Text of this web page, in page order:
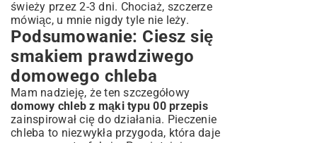
świeży przez 2-3 dni. Chociaż, szczerze
mówiąc, u mnie nigdy tyle nie leży.
Podsumowanie: Ciesz się
smakiem prawdziwego
domowego chleba
Mam nadzieję, że ten szczegółowy
domowy chleb z mąki typu 00 przepis
zainspirował cię do działania. Pieczenie
chleba to niezwykła przygoda, która daje